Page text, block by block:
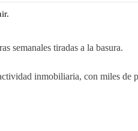
semanales tiradas a la basura.
inmobiliaria, con miles de